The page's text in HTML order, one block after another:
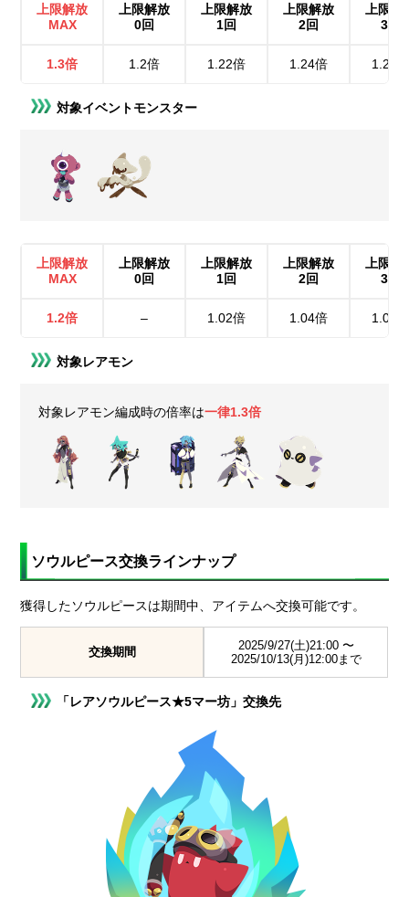
上限解放
MAX
上限解放
0回
上限解放
1回
上限解放
2回
上限解
3回
1.3倍 1.2倍 1.22倍 1.24倍 1.26
対象イベントモンスター
上限解放
MAX
上限解放
0回
上限解放
1回
上限解放
2回
上限解
3回
1.2倍 – 1.02倍 1.04倍 1.06
対象レアモン
対象レアモン編成時の倍率は一律1.3倍
ソウルピース交換ラインナップ
獲得したソウルピースは期間中、アイテムへ交換可能です。
交換期間
2025/9/27(土)21:00 〜
2025/10/13(月)12:00まで
「レアソウルピース★5マー坊」交換先